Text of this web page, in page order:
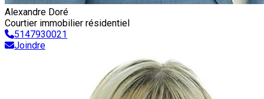
Alexandre Doré
Courtier immobilier résidentiel
5147930021
Joindre